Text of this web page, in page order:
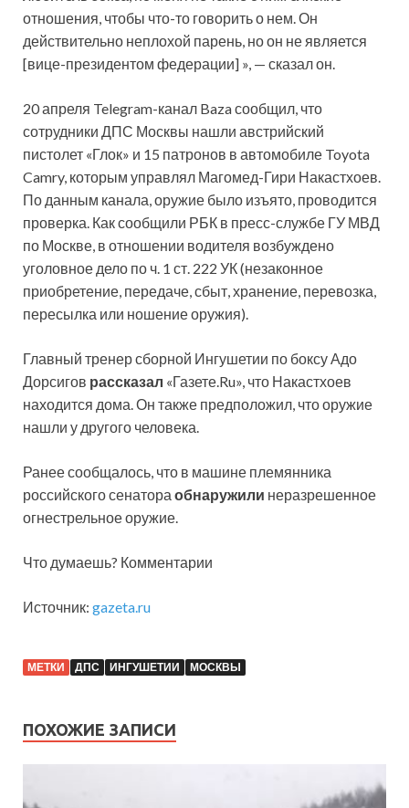
отношения, чтобы что-то говорить о нем. Он
действительно неплохой парень, но он не является
[вице-президентом федерации] », — сказал он.
20 апреля Telegram-канал Baza сообщил, что
сотрудники ДПС Москвы нашли австрийский
пистолет «Глок» и 15 патронов в автомобиле Toyota
Camry, которым управлял Магомед-Гири Накастхоев.
По данным канала, оружие было изъято, проводится
проверка. Как сообщили РБК в пресс-службе ГУ МВД
по Москве, в отношении водителя возбуждено
уголовное дело по ч. 1 ст. 222 УК (незаконное
приобретение, передаче, сбыт, хранение, перевозка,
пересылка или ношение оружия).
Главный тренер сборной Ингушетии по боксу Адо
Дорсигов рассказал «Газете.Ru», что Накастхоев
находится дома. Он также предположил, что оружие
нашли у другого человека.
Ранее сообщалось, что в машине племянника
российского сенатора обнаружили неразрешенное
огнестрельное оружие.
Что думаешь? Комментарии
Источник: gazeta.ru
МЕТКИ ДПС ИНГУШЕТИИ МОСКВЫ
ПОХОЖИЕ ЗАПИСИ